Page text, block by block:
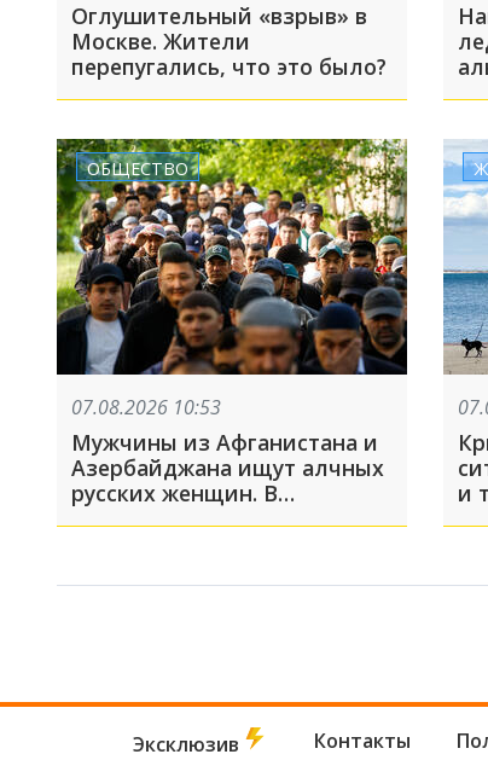
Оглушительный «взрыв» в
Москве. Жители
перепугались, что это было?
ОБЩЕСТВО
07.08.2026 10:53
Мужчины из Афганистана и
Азербайджана ищут алчных
русских женщин. В
Ростовской области начали
и
Эксклюзив Контакты